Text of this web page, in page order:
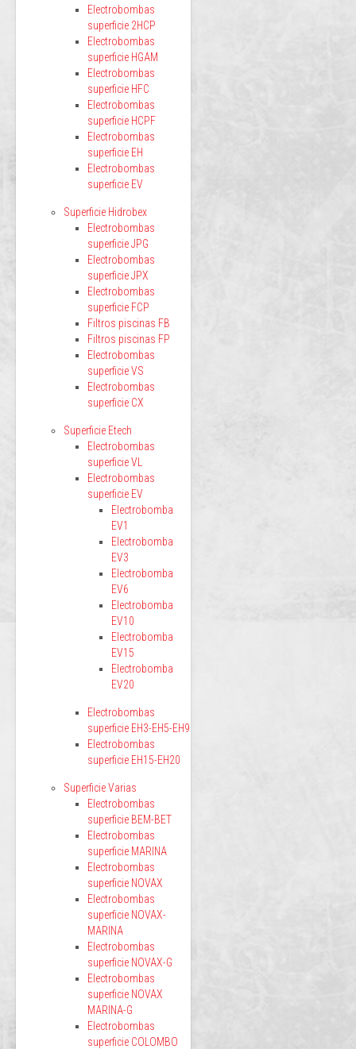
Electrobombas
superficie 2HCP
Electrobombas
superficie HGAM
Electrobombas
superficie HFC
Electrobombas
superficie HCPF
Electrobombas
superficie EH
Electrobombas
superficie EV
Superficie Hidrobex
Electrobombas
superficie JPG
Electrobombas
superficie JPX
Electrobombas
superficie FCP
Filtros piscinas FB
Filtros piscinas FP
Electrobombas
superficie VS
Electrobombas
superficie CX
Superficie Etech
Electrobombas
superficie VL
Electrobombas
superficie EV
Electrobomba
EV1
Electrobomba
EV3
Electrobomba
EV6
Electrobomba
EV10
Electrobomba
EV15
Electrobomba
EV20
Electrobombas
superficie EH3-EH5-EH9
Electrobombas
superficie EH15-EH20
Superficie Varias
Electrobombas
superficie BEM-BET
Electrobombas
superficie MARINA
Electrobombas
superficie NOVAX
Electrobombas
superficie NOVAX-
MARINA
Electrobombas
superficie NOVAX-G
Electrobombas
superficie NOVAX
MARINA-G
Electrobombas
superficie COLOMBO